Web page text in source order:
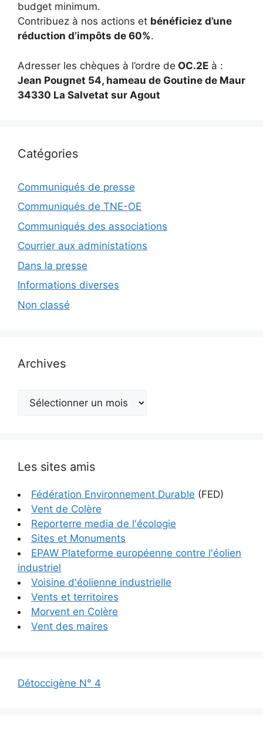
budget minimum.
Contribuez à nos actions et bénéficiez d’une
réduction d’impôts de 60%.
Adresser les chèques à l’ordre de OC.2E à :
Jean Pougnet 54, hameau de Goutine de Maur
34330 La Salvetat sur Agout
Catégories
Communiqués de presse
Communiqués de TNE-OE
Communiqués des associations
Courrier aux administations
Dans la presse
Informations diverses
Non classé
Archives
Archives
Les sites amis
Fédération Environnement Durable (FED)
Vent de Colère
Reporterre media de l'écologie
Sites et Monuments
EPAW Plateforme européenne contre l'éolien
industriel
Voisine d'éolienne industrielle
Vents et territoires
Morvent en Colère
Vent des maires
Détoccigène N° 4